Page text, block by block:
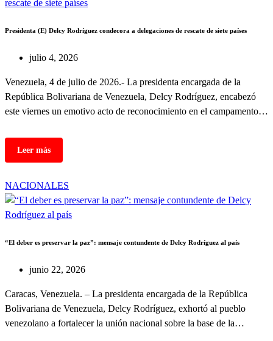
Presidenta (E) Delcy Rodríguez condecora a delegaciones de rescate de siete países
julio 4, 2026
Venezuela, 4 de julio de 2026.- La presidenta encargada de la
República Bolivariana de Venezuela, Delcy Rodríguez, encabezó
este viernes un emotivo acto de reconocimiento en el campamento…
NACIONALES
“El deber es preservar la paz”: mensaje contundente de Delcy Rodríguez al país
junio 22, 2026
Caracas, Venezuela. – La presidenta encargada de la República
Bolivariana de Venezuela, Delcy Rodríguez, exhortó al pueblo
venezolano a fortalecer la unión nacional sobre la base de la…